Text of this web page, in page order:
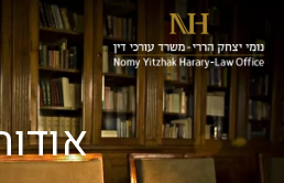
Close
Menu